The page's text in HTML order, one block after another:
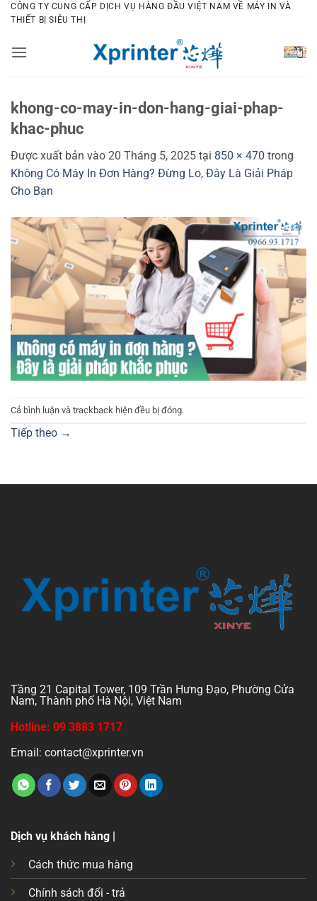
Bỏ
qua
dung
CÔNG TY CUNG CẤP DỊCH VỤ HÀNG ĐẦU VIỆT NAM VỀ MÁY IN VÀ
THIẾT BỊ SIÊU THỊ
khong-co-may-in-don-hang-giai-phap-
khac-phuc
Được xuất bản vào 20 Tháng 5, 2025 tại 850 × 470 trong
Không Có Máy In Đơn Hàng? Đừng Lo, Đây Là Giải Pháp
Cho Bạn
Cả bình luận và trackback hiện đều bị đóng.
Tiếp theo →
Tầng 21 Capital Tower, 109 Trần Hưng Đạo, Phường Cửa
Nam, Thành phố Hà Nội, Việt Nam
Hotline: 09 3883 1717
Email: contact@xprinter.vn
Dịch vụ khách hàng |
Cách thức mua hàng
Chính sách đổi - trả